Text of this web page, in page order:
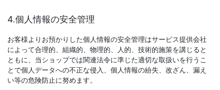
4.個人情報の安全管理
お客様よりお預かりした個人情報の安全管理はサービス提供会社
によって合理的、組織的、物理的、人的、技術的施策を講じると
ともに、当ショップでは関連法令に準じた適切な取扱いを行うこ
とで個人データへの不正な侵入、個人情報の紛失、改ざん、漏え
い等の危険防止に努めます。